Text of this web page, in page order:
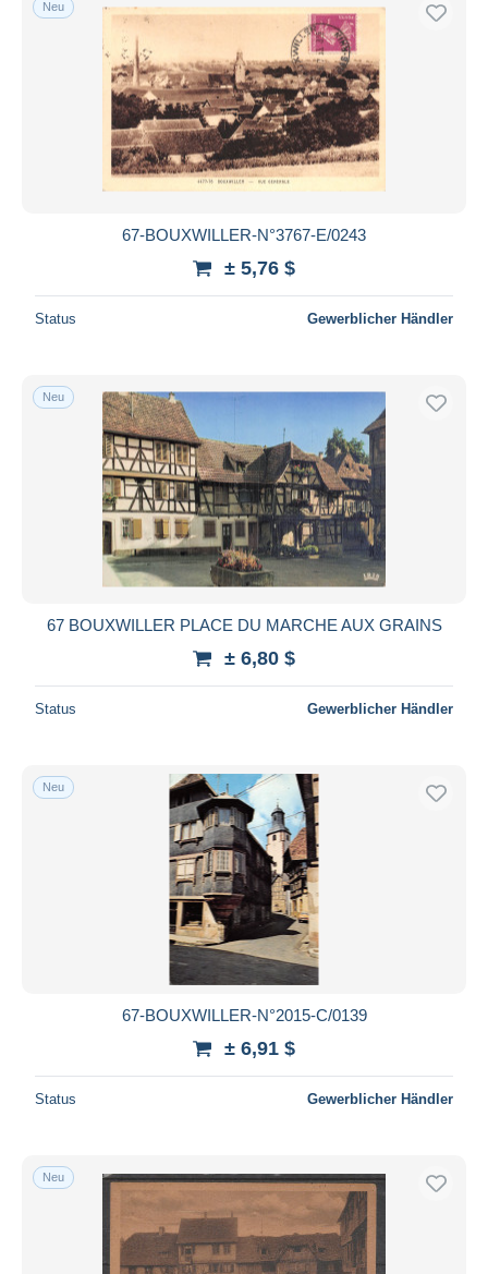
Kostenloser Versand
Zahlungsmethoden
PayPal
Banküberweisung
Visa
Mastercard
iDeal
Übernehmen
Neu
67-BOUXWILLER-N°3767-E/0243
± 5,76 $
Status Gewerblicher Händler
Neu
67 BOUXWILLER PLACE DU MARCHE AUX GRAINS
± 6,80 $
Status Gewerblicher Händler
Neu
67-BOUXWILLER-N°2015-C/0139
± 6,91 $
Status Gewerblicher Händler
Neu